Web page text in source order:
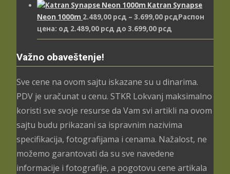
Katran Synapse
Neon 1000m 2.489,00 рсд – 3.699,00 рсдРаспон
цена: од 2.489,00 рсд до 3.699,00 рсд
Važno obaveštenje!
Sve cene na ovom sajtu iskazane su u dinarima.
PDV je uračunat u cenu. STKR Lokvanj maksimalno
koristi sve svoje resurse da Vam svi artikli na ovom
sajtu budu prikazani sa ispravnim nazivima
specifikacija, fotografijama i cenama. Nažalost, ne
možemo garantovati da su sve navedene
informacije i fotografije, a pogotovu cene artikala